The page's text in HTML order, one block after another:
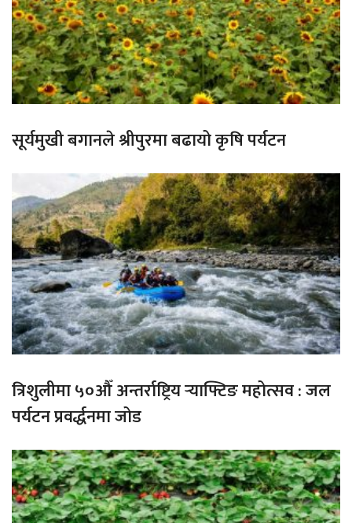
सूर्यमुखी बगानले श्रीपुरमा बढायो कृषि पर्यटन
त्रिशुलीमा ५०औँ अन्तर्राष्ट्रिय र्‍याफ्टिङ महोत्सव : जल
पर्यटन प्रवर्द्धनमा जोड